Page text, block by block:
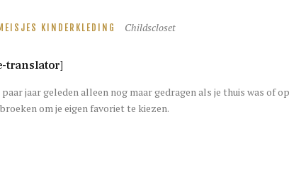
KINDERKLEDING Childscloset
translator]
jaar geleden alleen nog maar gedragen als je thuis was of
om je eigen favoriet te kiezen.